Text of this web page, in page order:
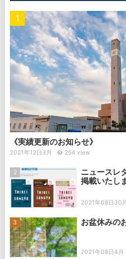
《実績更新のお知らせ》
2021年12日3月 254 view
ニュースレ
掲載いたし
2021年08日30
お盆休みの
2021年08日4月